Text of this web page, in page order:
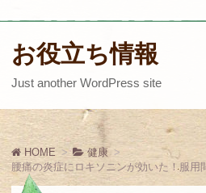
お役立ち情報
Just another WordPress site
HOME
健康